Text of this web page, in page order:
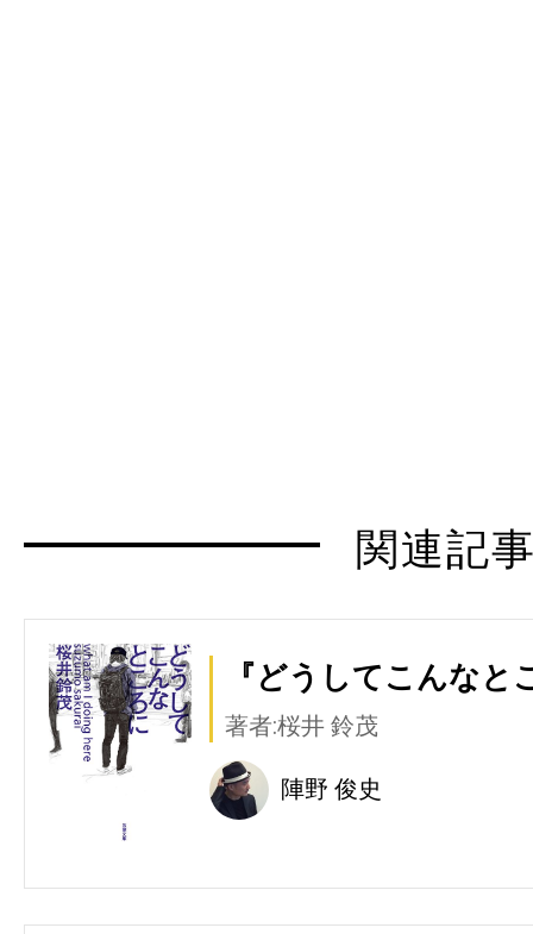
関連記
『どうしてこんなと
著者:桜井 鈴茂
陣野 俊史